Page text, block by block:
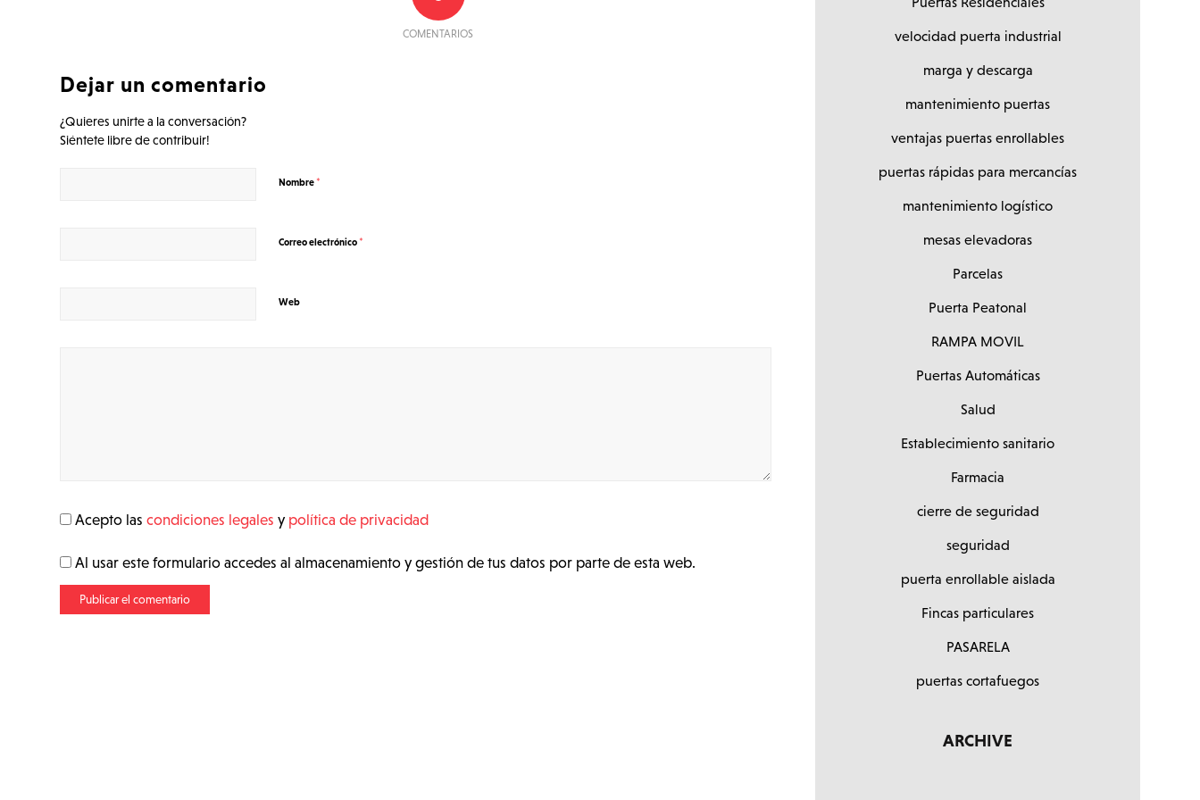
COMENTARIOS
Dejar un comentario
¿Quieres unirte a la conversación?
Siéntete libre de contribuir!
Nombre *
Correo electrónico *
Web
Acepto las condiciones legales y política de privacidad
Al usar este formulario accedes al almacenamiento y gestión de tus datos por parte de esta web.
velocidad puerta industrial
marga y descarga
mantenimiento puertas
ventajas puertas enrollables
puertas rápidas para mercancías
mantenimiento logístico
mesas elevadoras
Parcelas
Puerta Peatonal
RAMPA MOVIL
Puertas Automáticas
Salud
Establecimiento sanitario
Farmacia
cierre de seguridad
seguridad
puerta enrollable aislada
Fincas particulares
PASARELA
puertas cortafuegos
ARCHIVE